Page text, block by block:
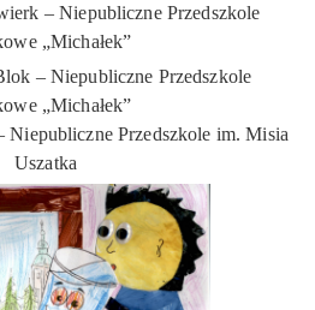
– Niepubliczne Przedszkole
„Michałek”
– Niepubliczne Przedszkole
„Michałek”
Przedszkole im. Misia
Uszatka